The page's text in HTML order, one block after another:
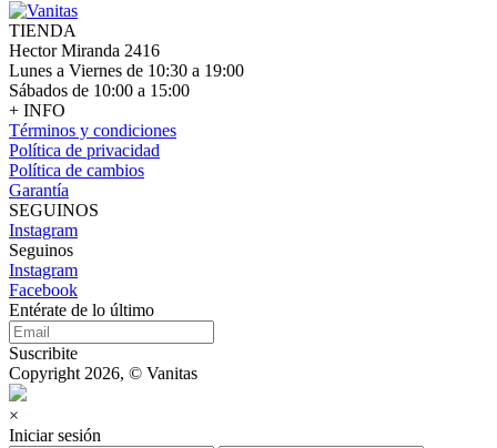
TIENDA
Hector Miranda 2416
Lunes a Viernes de 10:30 a 19:00
Sábados de 10:00 a 15:00
+ INFO
Términos y condiciones
Política de privacidad
Política de cambios
Garantía
SEGUINOS
Instagram
Seguinos
Instagram
Facebook
Entérate de lo último
Suscribite
Copyright 2026, © Vanitas
×
Iniciar sesión